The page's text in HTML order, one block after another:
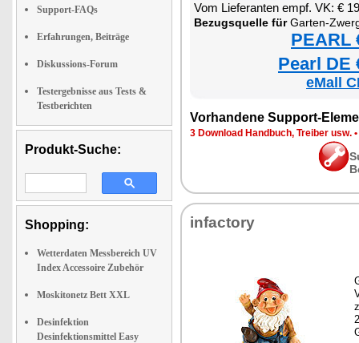
Support-FAQs
Erfahrungen, Beiträge
Diskussions-Forum
Testergebnisse aus Tests &
Testberichten
Produkt-Suche:
Shopping:
Wetterdaten Messbereich UV
Index Accessoire Zubehör
Moskitonetz Bett XXL
Desinfektion
Desinfektionsmittel Easy
Vom Lieferanten empf. VK: €
Bezugsquelle fürGarten-
PEARL
Pearl DE
eMall
Vorhandene Support-
3 Download Handbuch, Treiber usw. •
infactory